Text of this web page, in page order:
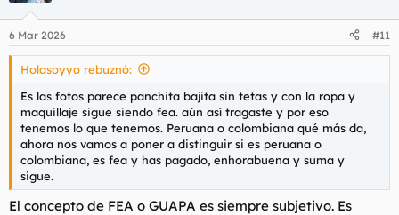
6 Mar 2026 #11
Holasoyyo rebuznó:
Es las fotos parece panchita bajita sin tetas y con la ropa y
maquillaje sigue siendo fea. aún así tragaste y por eso
tenemos lo que tenemos. Peruana o colombiana qué más da,
ahora nos vamos a poner a distinguir si es peruana o
colombiana, es fea y has pagado, enhorabuena y suma y
sigue.
El concepto de FEA o GUAPA es siempre subjetivo. Es